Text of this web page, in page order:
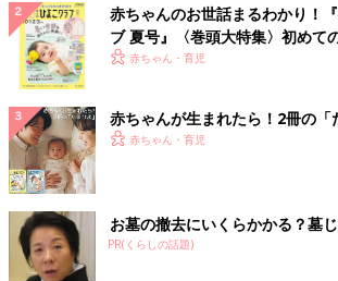
赤ちゃんのお世話まるわかり！
ブ 夏号』〈巻頭大特集〉初めて
く！ おっぱい・ミルクの基本と
赤ちゃん・育児
赤ちゃんが生まれたら！2冊の「
赤ちゃん・育児
お墓の撤去にいくらかかる？墓
PR(くらしの話題)